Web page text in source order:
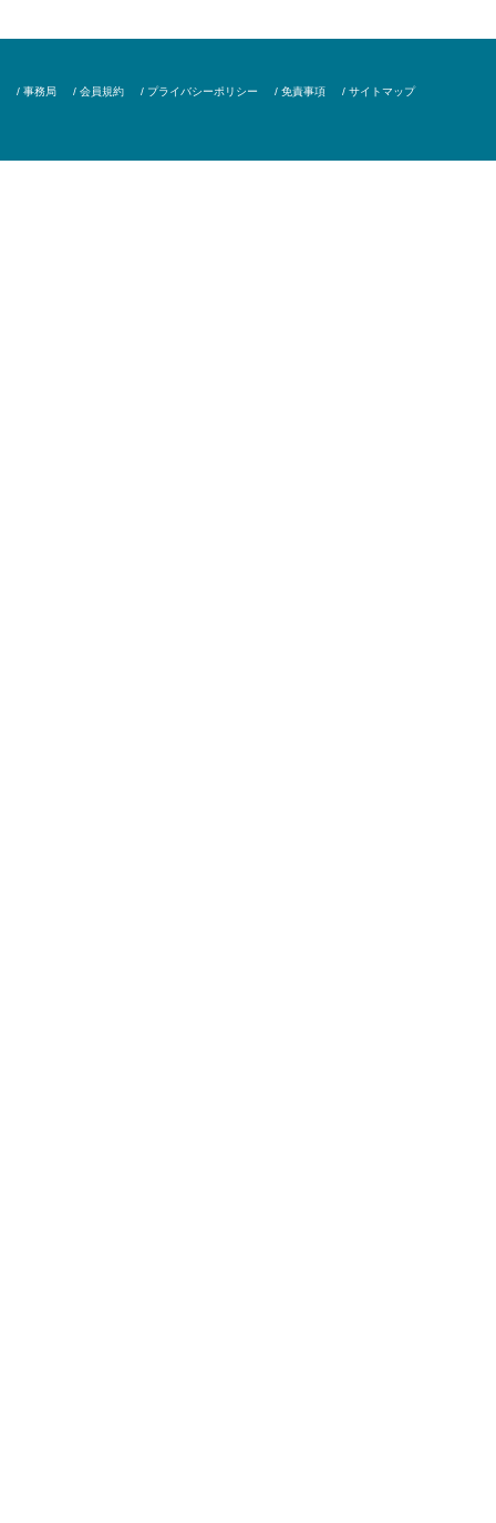
/ 事務局 / 会員規約 / プライバシーポリシー / 免責事項 / サイトマップ